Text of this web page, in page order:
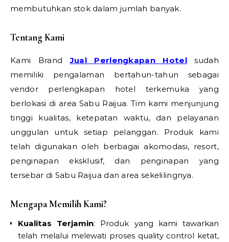
membutuhkan stok dalam jumlah banyak.
Tentang Kami
Kami BrandJual Perlengkapan Hotelsudah
memiliki pengalaman bertahun-tahun sebagai
vendor perlengkapan hotel terkemuka yang
berlokasi di area Sabu Raijua. Tim kami menjunjung
tinggi kualitas, ketepatan waktu, dan pelayanan
unggulan untuk setiap pelanggan. Produk kami
telah digunakan oleh berbagai akomodasi, resort,
penginapan eksklusif, dan penginapan yang
tersebar di Sabu Raijua dan area sekelilingnya.
Mengapa Memilih Kami?
Kualitas Terjamin: Produk yang kami tawarkan
telah melalui melewati proses quality control ketat,